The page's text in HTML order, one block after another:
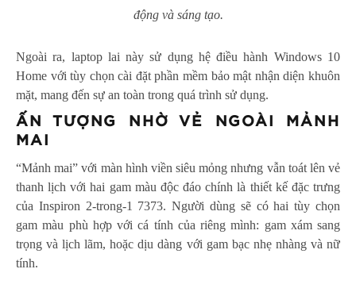
động và sáng tạo.
Ngoài ra, laptop lai này sử dụng hệ điều hành Windows 10
Home với tùy chọn cài đặt phần mềm bảo mật nhận diện khuôn
mặt, mang đến sự an toàn trong quá trình sử dụng.
ẤN TƯỢNG NHỜ VẺ NGOÀI MẢNH
MAI
“Mảnh mai” với màn hình viền siêu mỏng nhưng vẫn toát lên vẻ
thanh lịch với hai gam màu độc đáo chính là thiết kế đặc trưng
của Inspiron 2-trong-1 7373. Người dùng sẽ có hai tùy chọn
gam màu phù hợp với cá tính của riêng mình: gam xám sang
trọng và lịch lãm, hoặc dịu dàng với gam bạc nhẹ nhàng và nữ
tính.